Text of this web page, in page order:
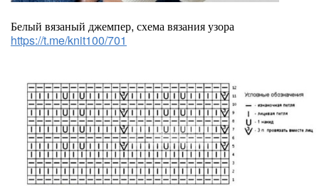
Белый вязаный джемпер, схема вязания узора
https://t.me/knit100/701